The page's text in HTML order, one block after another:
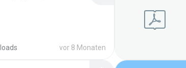
vor 8 Monaten